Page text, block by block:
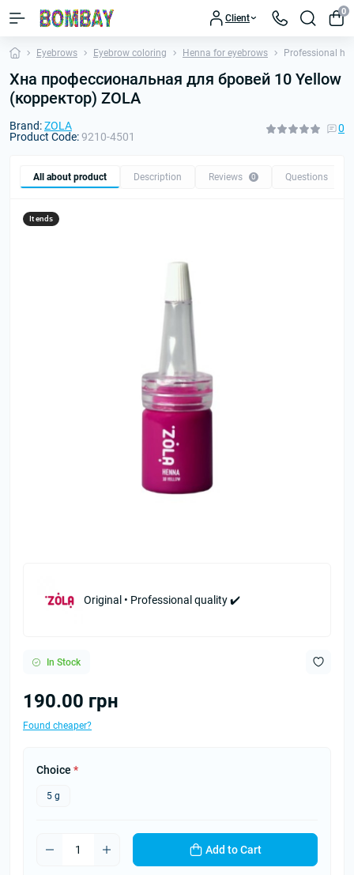
Client
0
Eyebrows Eyebrow coloring Henna for eyebrows Professional
Хна профессиональная для бровей 10 Yellow
(корректор) ZOLA
Brand:ZOLA
Product Code:9210-4501
0
All about product Description Reviews 0 Questions
It ends
Original • Professional quality ✔️
In Stock
190.00 грн
Found cheaper?
Choice *
5 g
Add to Cart